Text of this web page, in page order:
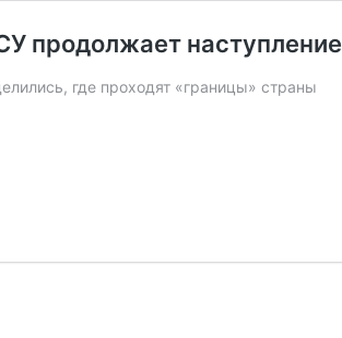
продолжает наступление
где проходят «границы» страны